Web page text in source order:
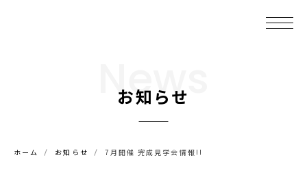
お知らせ
News
ホーム お知らせ 7月開催 完成見学会情報!!